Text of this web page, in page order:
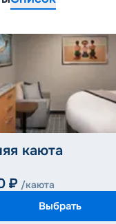
каюта
₽ /каюта
Выбрать